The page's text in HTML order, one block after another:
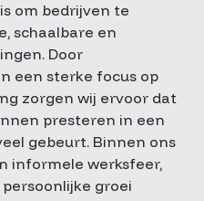
om bedrijven te
schaalbare en
Door
een sterke focus op
zorgen wij ervoor dat
presteren in een
gebeurt. Binnen ons
informele werksfeer,
groei